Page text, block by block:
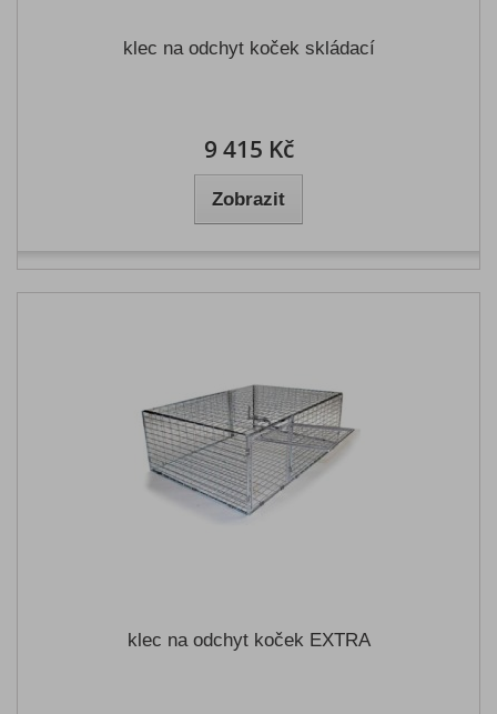
klec na odchyt koček skládací
9 415 Kč
Zobrazit
klec na odchyt koček EXTRA